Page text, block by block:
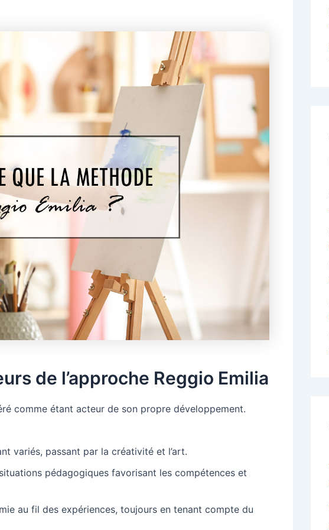
de l’approche Reggio Emilia
comme étant acteur de son propre développement.
variés, passant par la créativité et l’art.
pédagogiques favorisant les compétences et
au fil des expériences, toujours en tenant compte du